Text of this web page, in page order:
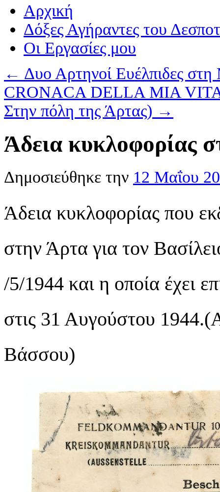
Αρχική
Δόξες Αγήραντες του
Οι Eργασίες μου
← Δυο Αρτηνοί Ευέλπιδες
CRONACA DELLA MIA
Στην πόλη της Άρτας) →
Άδεια κυκλοφορίας
Δημοσιεύθηκε την 12 Μαΐου
Άδεια κυκλοφορίας που
στην Άρτα για τον
/5/1944 και η οποία έχει
στις 31 Αυγούστου
Βάσσου)